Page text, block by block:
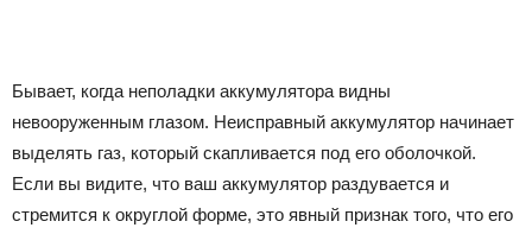
Бывает, когда неполадки аккумулятора видны
невооруженным глазом. Неисправный аккумулятор начинает
выделять газ, который скапливается под его оболочкой.
Если вы видите, что ваш аккумулятор раздувается и
стремится к округлой форме, это явный признак того, что его